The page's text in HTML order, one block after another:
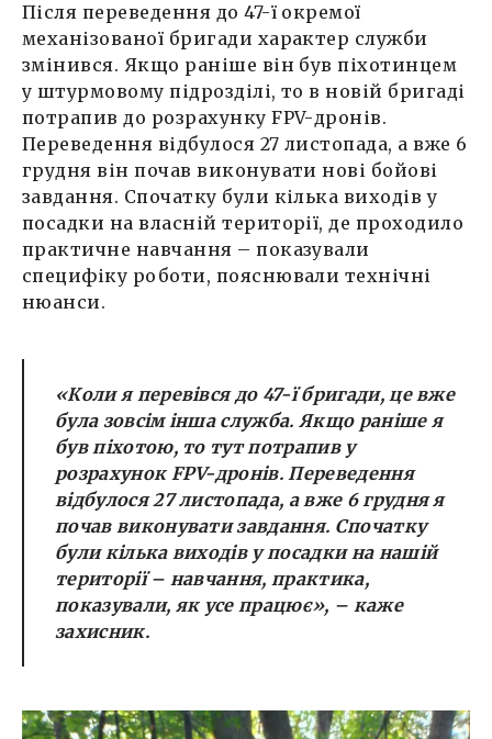
Після переведення до 47-ї окремої
механізованої бригади характер служби
змінився. Якщо раніше він був піхотинцем
у штурмовому підрозділі, то в новій бригаді
потрапив до розрахунку FPV-дронів.
Переведення відбулося 27 листопада, а вже 6
грудня він почав виконувати нові бойові
завдання. Спочатку були кілька виходів у
посадки на власній території, де проходило
практичне навчання – показували
специфіку роботи, пояснювали технічні
нюанси.
«Коли я перевівся до 47-ї бригади, це вже
була зовсім інша служба. Якщо раніше я
був піхотою, то тут потрапив у
розрахунок FPV-дронів. Переведення
відбулося 27 листопада, а вже 6 грудня я
почав виконувати завдання. Спочатку
були кілька виходів у посадки на нашій
території – навчання, практика,
показували, як усе працює», – каже
захисник.